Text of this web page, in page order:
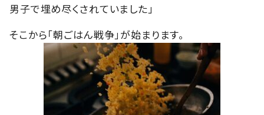
男子で埋め尽くされていました」
そこから「朝ごはん戦争」が始まります。